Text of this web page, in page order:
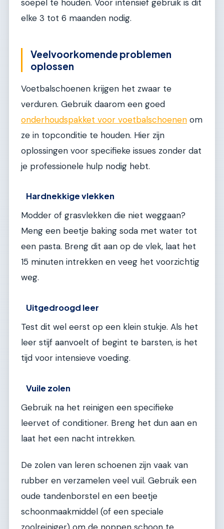
soepel te houden. Voor intensief gebruik is dit
elke 3 tot 6 maanden nodig.
Veelvoorkomende problemen
oplossen
Voetbalschoenen krijgen het zwaar te
verduren. Gebruik daarom een goed
onderhoudspakket voor voetbalschoenen om
ze in topconditie te houden. Hier zijn
oplossingen voor specifieke issues zonder dat
je professionele hulp nodig hebt.
Hardnekkige vlekken
Modder of grasvlekken die niet weggaan?
Meng een beetje baking soda met water tot
een pasta. Breng dit aan op de vlek, laat het
15 minuten intrekken en veeg het voorzichtig
weg.
Uitgedroogd leer
Test dit wel eerst op een klein stukje. Als het
leer stijf aanvoelt of begint te barsten, is het
tijd voor intensieve voeding.
Vuile zolen
Gebruik na het reinigen een specifieke
leervet of conditioner. Breng het dun aan en
laat het een nacht intrekken.
De zolen van leren schoenen zijn vaak van
rubber en verzamelen veel vuil. Gebruik een
oude tandenborstel en een beetje
schoonmaakmiddel (of een speciale